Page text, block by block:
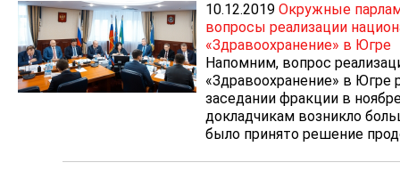
10.12.2019 Окружные
вопросы реализации
«Здравоохранение» в Югре
Напомним, вопрос
«Здравоохранение» в
заседании фракции в
докладчикам возникло
было принято решение